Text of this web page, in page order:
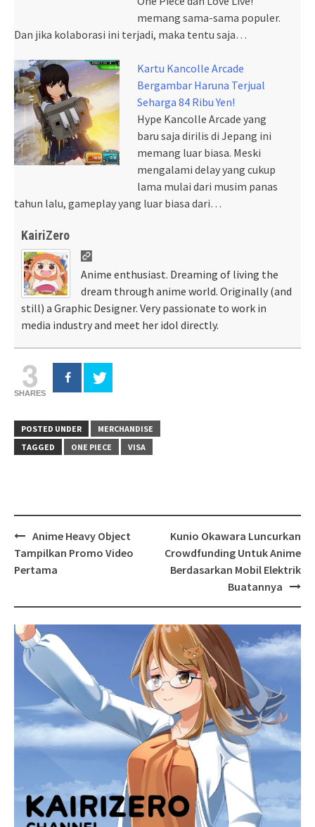
memang sama-sama populer.
Dan jika kolaborasi ini terjadi, maka tentu saja…
Kartu Kancolle Arcade
Bergambar Haruna Terjual
Seharga 84 Ribu Yen!
Hype Kancolle Arcade yang
baru saja dirilis di Jepang ini
memang luar biasa. Meski
mengalami delay yang cukup
lama mulai dari musim panas
tahun lalu, gameplay yang luar biasa dari…
KairiZero
Anime enthusiast. Dreaming of living the
dream through anime world. Originally (and
still) a Graphic Designer. Very passionate to work in
media industry and meet her idol directly.
3
SHARES
POSTED UNDER
MERCHANDISE
TAGGED
ONE PIECE VISA
Post
navigation
Anime Heavy Object
Tampilkan Promo Video
Pertama
Kunio Okawara Luncurkan
Crowdfunding Untuk Anime
Berdasarkan Mobil Elektrik
Buatannya